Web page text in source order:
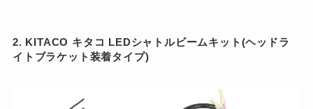
2. KITACO キタコ LEDシャトルビームキット(ヘッドラ
イトブラケット装着タイプ)